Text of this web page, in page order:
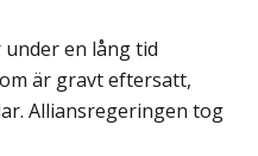
under en lång tid
är gravt eftersatt,
Alliansregeringen tog